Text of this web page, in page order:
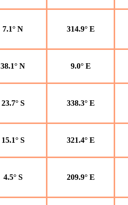
7.1° N 314.9° E
38.1° N 9.0° E
23.7° S 338.3° E
15.1° S 321.4° E
4.5° S 209.9° E